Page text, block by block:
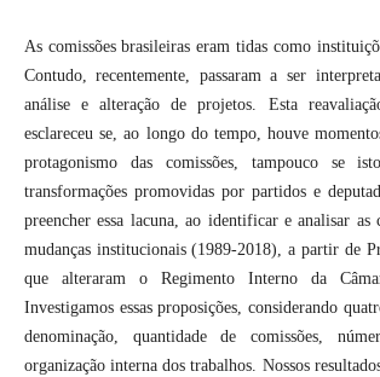
As comissões brasileiras eram tidas como
Contudo, recentemente, passaram a ser
análise e alteração de projetos. Esta
esclareceu se, ao longo do tempo, houve
protagonismo das comissões, tampouco se
transformações promovidas por partidos e
preencher essa lacuna, ao identificar e analisar as
mudanças institucionais (1989-2018), a partir de
que alteraram o Regimento Interno da
Investigamos essas proposições, considerando
denominação, quantidade de comissões,
organização interna dos trabalhos. Nossos